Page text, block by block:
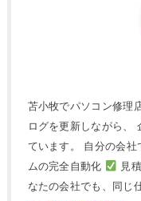
苫小牧でパソコン修理
ログを更新しながら、
ています。 自分の会社
ムの完全自動化
見
なたの会社でも、同じ